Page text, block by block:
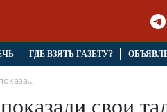
ГДЕ ВЗЯТЬ ГАЗЕТУ?
свои